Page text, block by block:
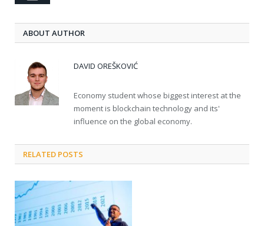
ABOUT AUTHOR
DAVID OREŠKOVIĆ
Economy student whose biggest interest at the
moment is blockchain technology and its'
influence on the global economy.
RELATED POSTS